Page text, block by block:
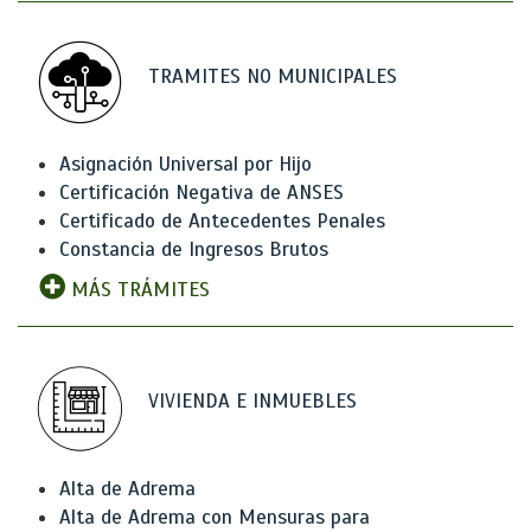
TRAMITES NO MUNICIPALES
Asignación Universal por Hijo
Certificación Negativa de ANSES
Certificado de Antecedentes Penales
Constancia de Ingresos Brutos
MÁS TRÁMITES
VIVIENDA E INMUEBLES
Alta de Adrema
Alta de Adrema con Mensuras para